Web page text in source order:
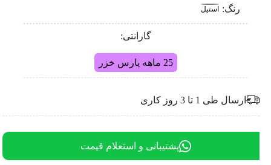
رنگ: استیل
گارانتی:
ارسال طی 1 تا 3 روز کاری
پشتیبانی و استعلام قیمت